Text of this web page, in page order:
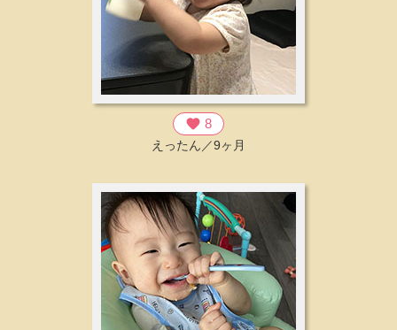
favorite 8
えったん／9ヶ月